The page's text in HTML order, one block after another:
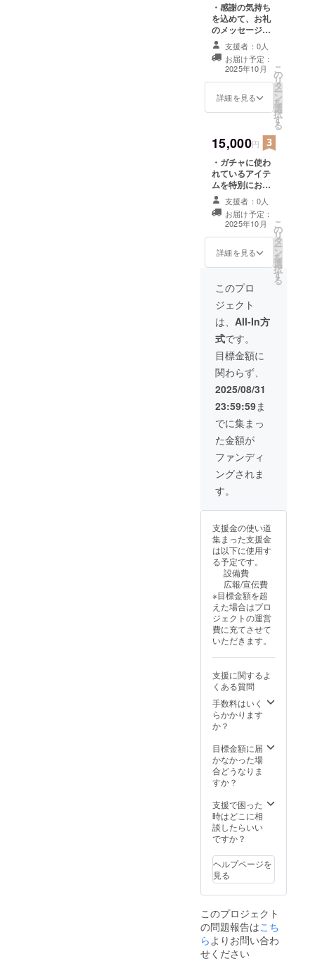
・感謝の気持ち
を込めて、お礼
のメッセージを
お送りします。
・ガチャに使わ
れているアイテ
ムを特別にお届
け(うきはオリジ
ナルキーホル
支援者：0人
お届け予定：
2025年10月
詳細を見る
こ
の
リ
タ
ー
ン
を
選
択
す
る
15,000円
・ガチャに使わ
れているアイテ
ムを特別にお届
け(うきはオリジ
ナルキーホル
ダー) ・手書きの
感謝状 ・うきは
の風景写真のポ
ストカード
支援者：0人
お届け予定：
2025年10月
詳細を見る
こ
の
リ
タ
ー
ン
を
選
択
す
る
このプロ
ジェクト
は、 All-In方
式です。
目標金額に
関わらず、
2025/08/31
23:59:59ま
でに集まっ
た金額が
ファンディ
ングされま
す。
支援金の使い道
集まった支援金
は以下に使用す
る予定です。
設備費
広報/宣伝費
※目標金額を超
えた場合はプロ
ジェクトの運営
費に充てさせて
いただきます。
支援に関するよ
くある質問
手数料はいく
らかかります
か？
目標金額に届
かなかった場
合どうなりま
すか？
支援で困った
時はどこに相
談したらいい
ですか？
ヘルプページを
見る
このプロジェクト
の問題報告はこち
らよりお問い合わ
せください